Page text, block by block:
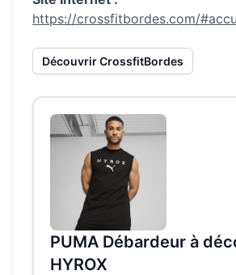
https://crossfitbordes.com/
DécouvrirCrossfitBordes
PUMA Débardeur à
HYROX